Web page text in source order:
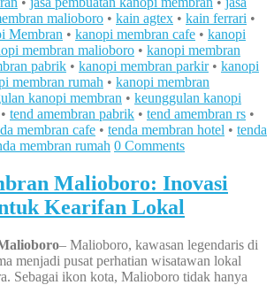
malioboro • kain agtex • kain ferrari •
Membran • kanopi membran cafe • kanopi
membran malioboro • kanopi membran
pabrik • kanopi membran parkir• kanopi
membran rumah • kanopi membran
kanopi membran • keunggulan kanopi
• tend amembran pabrik • tend amembran rs •
membran cafe • tenda membran hotel • tenda
membran rumah 0 Comments
Malioboro: Inovasi
Kearifan Lokal
– Malioboro, kawasan legendaris di
menjadi pusat perhatian wisatawan lokal
Sebagai ikon kota, Malioboro tidak hanya